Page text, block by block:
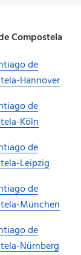
Compostela
de
Hannover
de
Köln
de
Leipzig
de
München
de
Nürnberg